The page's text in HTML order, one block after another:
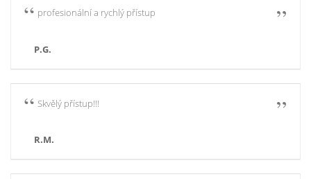
profesionální a rychlý přístup
P.G.
Skvělý přístup!!!
R.M.